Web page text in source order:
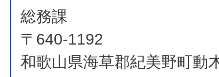
総務課
〒640-1192
和歌山県海草郡紀美野町動